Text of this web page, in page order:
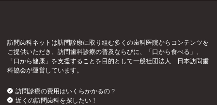
訪問歯科ネットは訪問診療に取り組む多くの歯科医院からコンテンツを
ご提供いただき、訪問歯科診療の普及ならびに、「口から食べる」、
「口から健康」を支援することを目的として一般社団法人 日本訪問歯
科協会が運営しています。
訪問診療の費用はいくらかかるの？
近くの訪問歯科を探したい！